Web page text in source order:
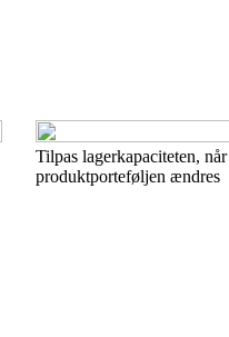
Tilpas lagerkapaciteten, når
produktporteføljen ændres